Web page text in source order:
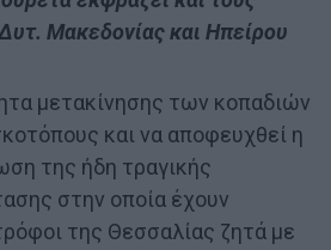
Μακεδονίας και Ηπείρου
μετακίνησης των κοπαδιών
και να αποφευχθεί η
της ήδη τραγικής
στην οποία έχουν
της Θεσσαλίας ζητά με